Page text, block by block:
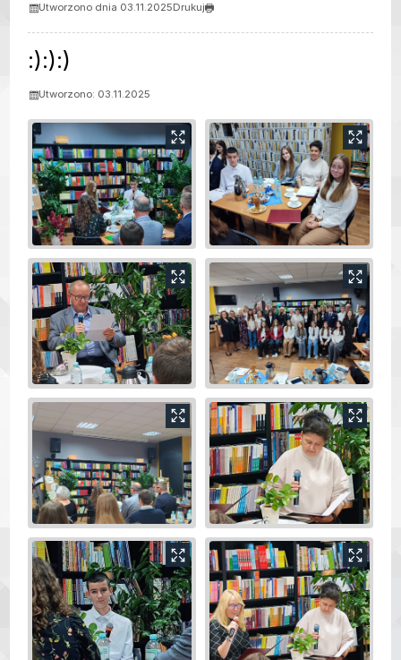
Utworzono dnia 03.11.2025Drukuj
:):):)
Utworzono: 03.11.2025